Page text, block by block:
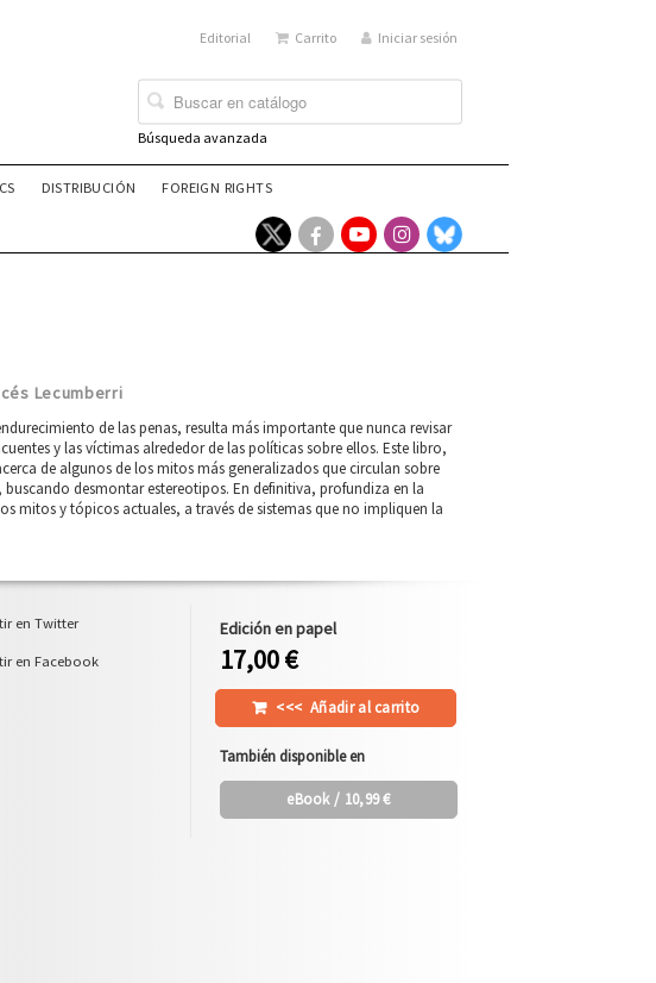
Editorial Carrito Iniciar sesión
Búsqueda avanzada
DISTRIBUCIÓN FOREIGN RIGHTS
Lecumberri
de las penas, resulta más importante que nunca revisar
y las víctimas alrededor de las políticas sobre ellos. Este libro,
de algunos de los mitos más generalizados que circulan sobre
desmontar estereotipos. En definitiva, profundiza en la
mitos y tópicos actuales, a través de sistemas que no impliquen la
en Twitter
en Facebook
Edición en papel
17,00 €
<<< Añadir al carrito
También disponible en
eBook/ 10,99 €